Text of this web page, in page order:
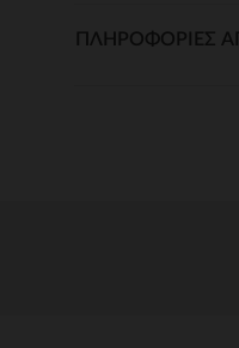
ΠΛΗΡΟΦΟΡΊΕΣ